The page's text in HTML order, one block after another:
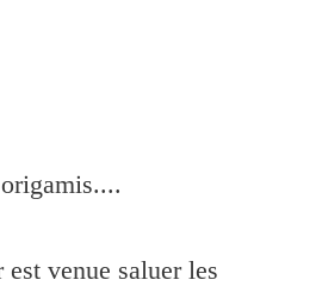
venue saluer les